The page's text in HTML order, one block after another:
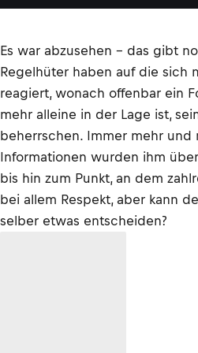
Es war abzusehen – das gibt
Regelhüter haben auf die sich
reagiert, wonach offenbar ein
mehr alleine in der Lage ist,
beherrschen. Immer mehr und
Informationen wurden ihm
bis hin zum Punkt, an dem
bei allem Respekt, aber kann
selber etwas entscheiden?